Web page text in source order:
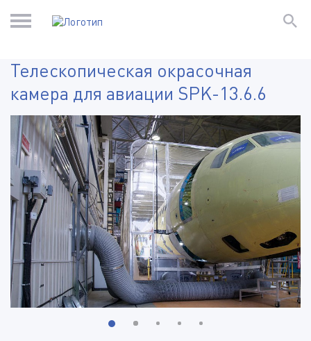
Телескопическая окрасочная
камера для авиации SPK-13.6.6